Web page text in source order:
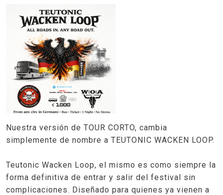
Nuestra versión de TOUR CORTO, cambia
simplemente de nombre a TEUTONIC WACKEN LOOP.
Teutonic Wacken Loop, el mismo es como siempre la
forma definitiva de entrar y salir del festival sin
complicaciones. Diseñado para quienes ya vienen a